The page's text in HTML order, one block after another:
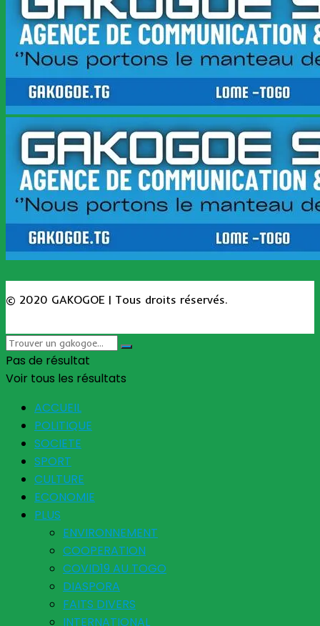
© 2020 GAKOGOE | Tous droits réservés.
Pas de résultat
Voir tous les résultats
ACCUEIL
POLITIQUE
SOCIETE
SPORT
CULTURE
ECONOMIE
PLUS
ENVIRONNEMENT
COOPERATION
COVID19 AU TOGO
DIASPORA
FAITS DIVERS
INTERNATIONAL